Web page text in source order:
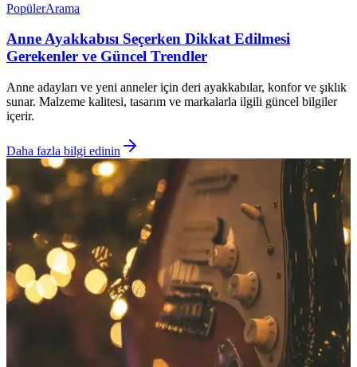
PopülerArama
Anne Ayakkabısı Seçerken Dikkat Edilmesi
Gerekenler ve Güncel Trendler
Anne adayları ve yeni anneler için deri ayakkabılar, konfor ve şıklık
sunar. Malzeme kalitesi, tasarım ve markalarla ilgili güncel bilgiler
içerir.
Daha fazla bilgi edinin